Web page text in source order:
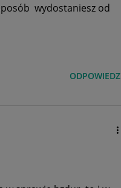
wydostaniesz od
ODPOWIEDZ